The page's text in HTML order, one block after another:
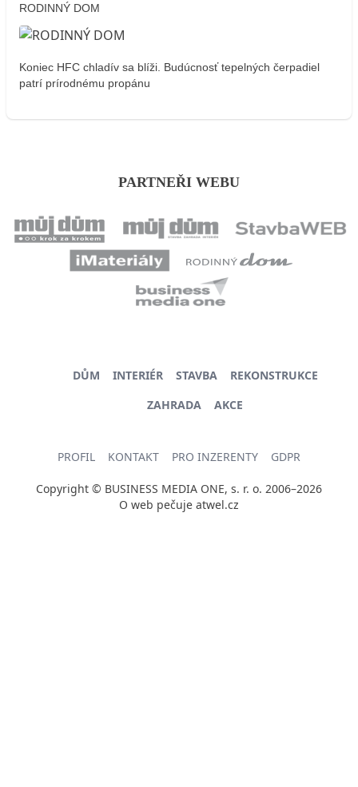
RODINNÝ DOM
Koniec HFC chladív sa blíži. Budúcnosť tepelných čerpadiel
patrí prírodnému propánu
PARTNEŘI WEBU
DŮM INTERIÉR STAVBA
REKONSTRUKCE
ZAHRADA
AKCE
PROFIL KONTAKT PRO INZERENTY GDPR
Copyright © BUSINESS MEDIA ONE, s. r. o. 2006–2026